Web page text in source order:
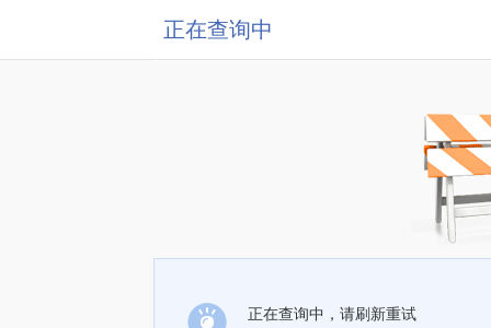
正在查询中
正在查询中，请刷新重试